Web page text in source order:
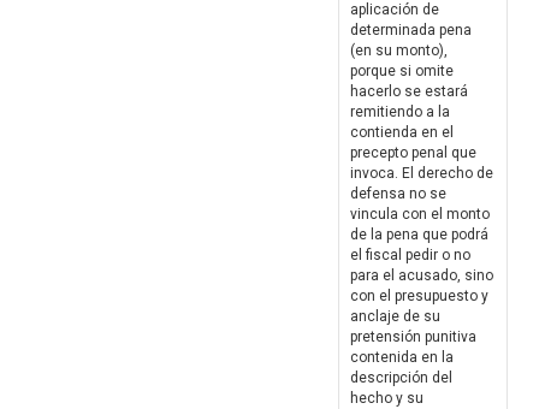
aplicación de
determinada pena
(en su monto),
porque si omite
hacerlo se estará
remitiendo a la
contienda en el
precepto penal que
invoca. El derecho de
defensa no se
vincula con el monto
de la pena que podrá
el fiscal pedir o no
para el acusado, sino
con el presupuesto y
anclaje de su
pretensión punitiva
contenida en la
descripción del
hecho y su